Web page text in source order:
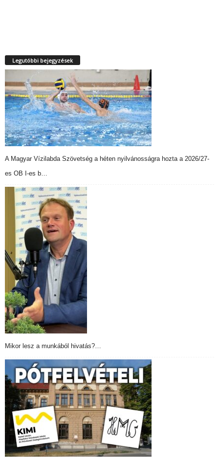
Legutóbbi bejegyzések
A Magyar Vízilabda Szövetség a héten nyilvánosságra hozta a 2026/27-
es OB I-es b…
Mikor lesz a munkából hivatás?…